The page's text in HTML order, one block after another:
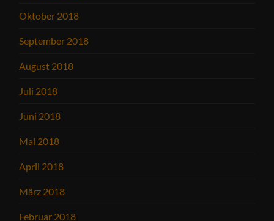
Oktober 2018
September 2018
August 2018
Juli 2018
Juni 2018
Mai 2018
April 2018
März 2018
Februar 2018